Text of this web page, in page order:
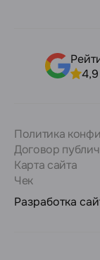
4,9
Политика
Договор
Карта сайта
Чек
Разработка